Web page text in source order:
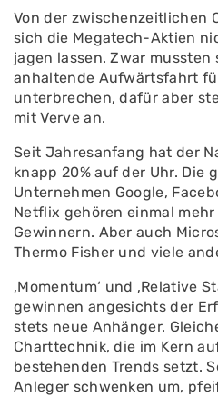
Von der zwischenzeitlichen
sich die Megatech-Aktien
jagen lassen. Zwar
anhaltende Aufwärtsfahrt
unterbrechen, dafür aber
mit Verve an.
Seit Jahresanfang hat der
knapp 20% auf der Uhr. Die
Unternehmen Google,
Netflix gehören einmal
Gewinnern. Aber auch
Thermo Fisher und viele
‚Momentum‘ und ‚Relative
gewinnen angesichts der
stets neue Anhänger.
Charttechnik, die im Kern
bestehenden Trends setzt.
Anleger schwenken um,